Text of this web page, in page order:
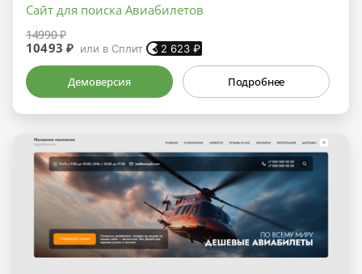
Сайт для поиска Авиабилетов
14990 ₽
10493 ₽ или в Сплит 2 623 ₽
Демоверсия Подробнее